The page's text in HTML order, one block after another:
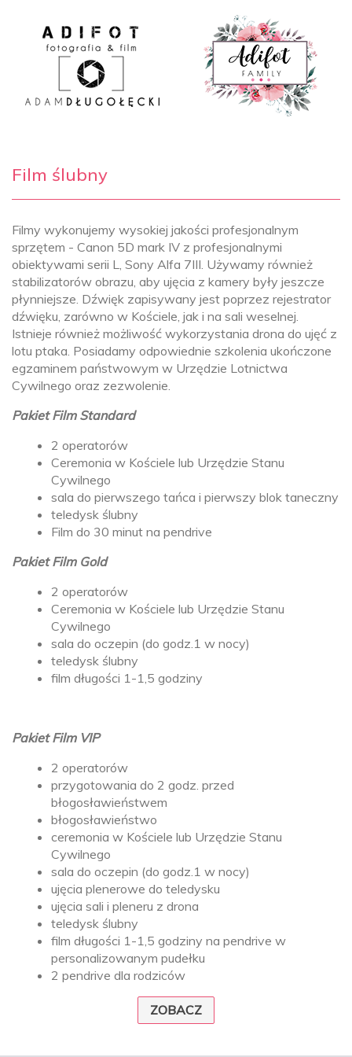
Film ślubny
Filmy wykonujemy wysokiej jakości profesjonalnym
sprzętem - Canon 5D mark IV z profesjonalnymi
obiektywami serii L, Sony Alfa 7III. Używamy również
stabilizatorów obrazu, aby ujęcia z kamery były jeszcze
płynniejsze. Dźwięk zapisywany jest poprzez rejestrator
dźwięku, zarówno w Kościele, jak i na sali weselnej.
Istnieje również możliwość wykorzystania drona do ujęć z
lotu ptaka. Posiadamy odpowiednie szkolenia ukończone
egzaminem państwowym w Urzędzie Lotnictwa
Cywilnego oraz zezwolenie.
Pakiet Film Standard
2 operatorów
Ceremonia w Kościele lub Urzędzie Stanu
Cywilnego
sala do pierwszego tańca i pierwszy blok taneczny
teledysk ślubny
Film do 30 minut na pendrive
Pakiet Film Gold
2 operatorów
Ceremonia w Kościele lub Urzędzie Stanu
Cywilnego
sala do oczepin (do godz.1 w nocy)
teledysk ślubny
film długości 1-1,5 godziny
Pakiet Film VIP
2 operatorów
przygotowania do 2 godz. przed
błogosławieństwem
błogosławieństwo
ceremonia w Kościele lub Urzędzie Stanu
Cywilnego
sala do oczepin (do godz.1 w nocy)
ujęcia plenerowe do teledysku
ujęcia sali i pleneru z drona
teledysk ślubny
film długości 1-1,5 godziny na pendrive w
personalizowanym pudełku
2 pendrive dla rodziców
ZOBACZ